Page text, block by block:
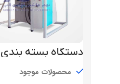
محصولات موجود